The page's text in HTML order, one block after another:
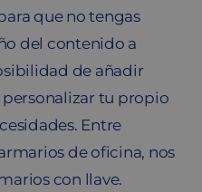
que no tengas
del contenido a
de añadir
tu propio
Entre
de oficina, nos
con llave.